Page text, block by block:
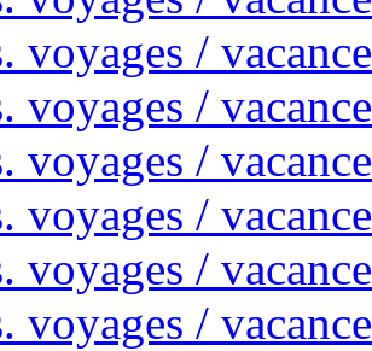
voyages /
voyages /
voyages /
voyages /
voyages /
voyages /